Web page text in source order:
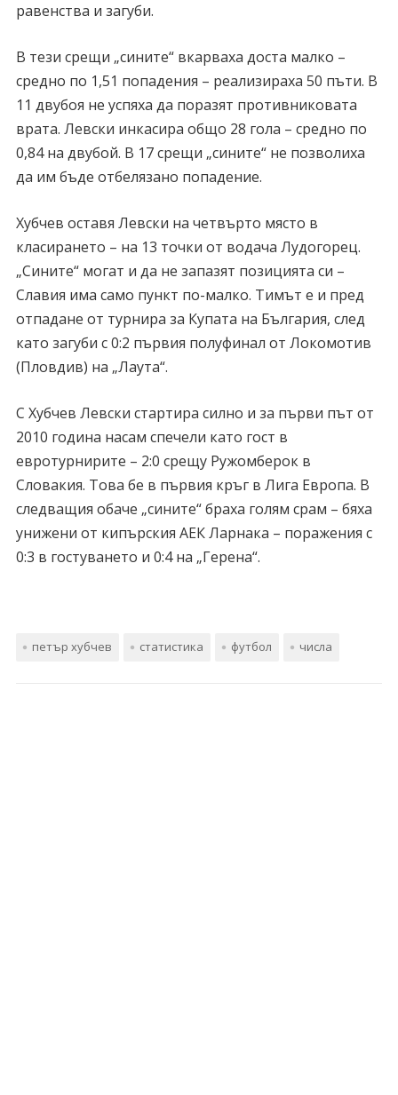
равенства и загуби.
В тези срещи „сините“ вкарваха доста малко –
средно по 1,51 попадения – реализираха 50 пъти. В
11 двубоя не успяха да поразят противниковата
врата. Левски инкасира общо 28 гола – средно по
0,84 на двубой. В 17 срещи „сините“ не позволиха
да им бъде отбелязано попадение.
Хубчев оставя Левски на четвърто място в
класирането – на 13 точки от водача Лудогорец.
„Сините“ могат и да не запазят позицията си –
Славия има само пункт по-малко. Тимът е и пред
отпадане от турнира за Купата на България, след
като загуби с 0:2 първия полуфинал от Локомотив
(Пловдив) на „Лаута“.
С Хубчев Левски стартира силно и за първи път от
2010 година насам спечели като гост в
евротурнирите – 2:0 срещу Ружомберок в
Словакия. Това бе в първия кръг в Лига Европа. В
следващия обаче „сините“ браха голям срам – бяха
унижени от кипърския АЕК Ларнака – поражения с
0:3 в гостуването и 0:4 на „Герена“.
петър хубчев статистика футбол числа